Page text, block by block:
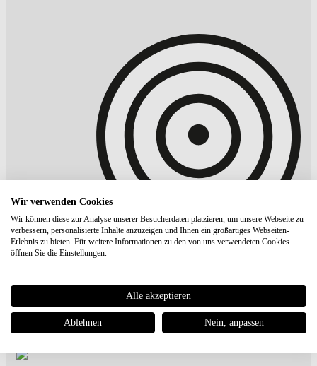
Wir verwenden Cookies
Wir können diese zur Analyse unserer Besucherdaten platzieren, um unsere Webseite zu
verbessern, personalisierte Inhalte anzuzeigen und Ihnen ein großartiges Webseiten-
Erlebnis zu bieten. Für weitere Informationen zu den von uns verwendeten Cookies
öffnen Sie die Einstellungen.
Alle akzeptieren
Ablehnen Nein, anpassen